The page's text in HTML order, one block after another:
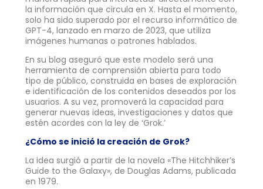
la información que circula en X. Hasta el momento,
solo ha sido superado por el recurso informático de
GPT-4, lanzado en marzo de 2023, que utiliza
imágenes humanas o patrones hablados.
En su blog aseguró que este modelo será una
herramienta de comprensión abierta para todo
tipo de público, construida en bases de exploración
e identificación de los contenidos deseados por los
usuarios. A su vez, promoverá la capacidad para
generar nuevas ideas, investigaciones y datos que
estén acordes con la ley de ‘Grok.’
¿Cómo se inició la creación de Grok?
La idea surgió a partir de la novela «The Hitchhiker’s
Guide to the Galaxy», de Douglas Adams, publicada
en 1979.